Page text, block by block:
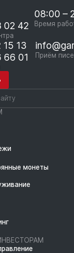
02 42
08:00 –
Время
13
66 01
Приём
монеты